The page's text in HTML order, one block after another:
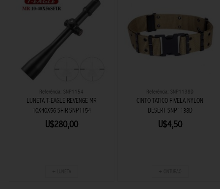
Referência: SNP1154
LUNETA T-EAGLE REVENGE MR
10X40X56 SFIR SNP1154
U$280,00
Referência: SNP1138D
CINTO TATICO FIVELA NYLON
DESERT SNP1138D
U$4,50